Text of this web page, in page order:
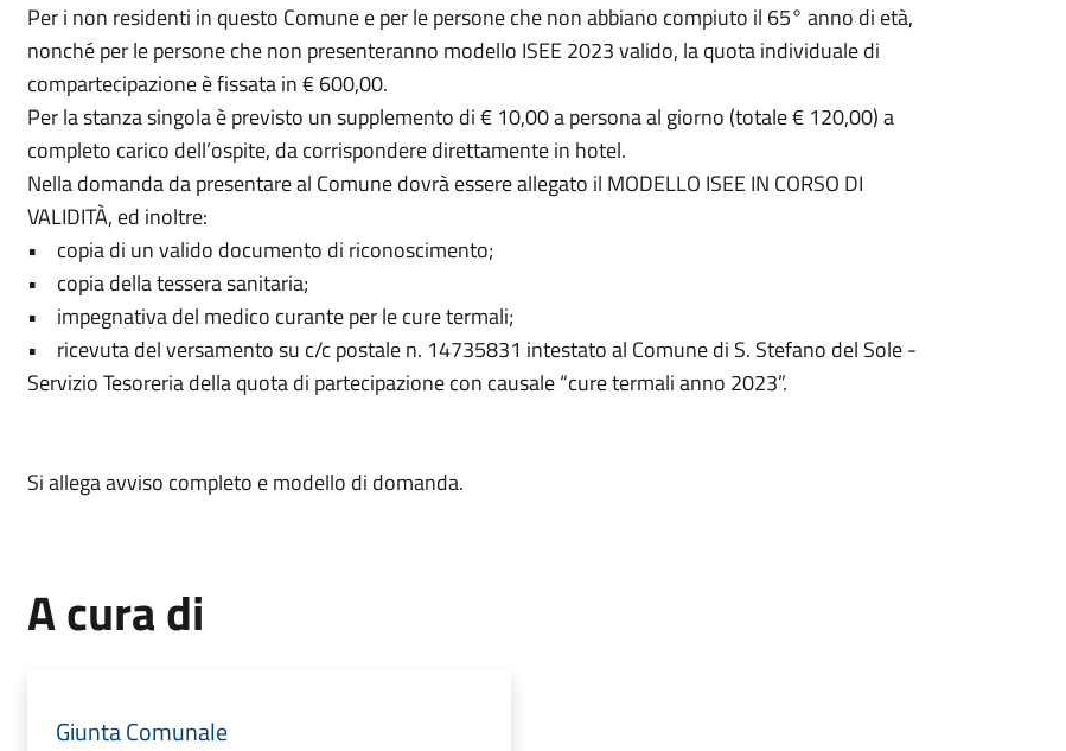
Per i non residenti in questo Comune e per le persone che non abbiano compiuto il 65° anno di età,
nonché per le persone che non presenteranno modello ISEE 2023 valido, la quota individuale di
compartecipazione è fissata in € 600,00.
Per la stanza singola è previsto un supplemento di € 10,00 a persona al giorno (totale € 120,00) a
completo carico dell’ospite, da corrispondere direttamente in hotel.
Nella domanda da presentare al Comune dovrà essere allegato il MODELLO ISEE IN CORSO DI
VALIDITÀ, ed inoltre:
• copia di un valido documento di riconoscimento;
• copia della tessera sanitaria;
• impegnativa del medico curante per le cure termali;
• ricevuta del versamento su c/c postale n. 14735831 intestato al Comune di S. Stefano del Sole -
Servizio Tesoreria della quota di partecipazione con causale “cure termali anno 2023”.
Si allega avviso completo e modello di domanda.
A cura di
Giunta Comunale